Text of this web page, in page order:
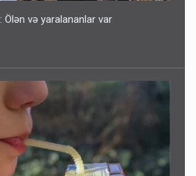
Ölən və yaralananlar var